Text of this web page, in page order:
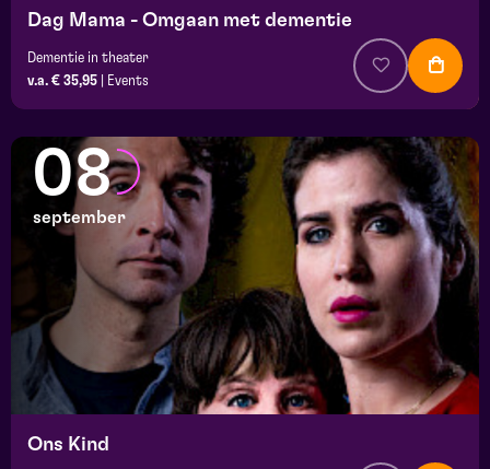
Dag Mama - Omgaan met dementie
Dementie in theater
v.a. € 35,95
Events
08
september
Ons Kind